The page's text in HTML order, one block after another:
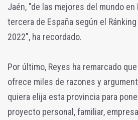
Jaén, "de las mejores del mundo
tercera de España según el
2022", ha recordado.
Por último, Reyes ha remarcado
ofrece miles de razones y
quiera elija esta provincia para
proyecto personal, familiar,